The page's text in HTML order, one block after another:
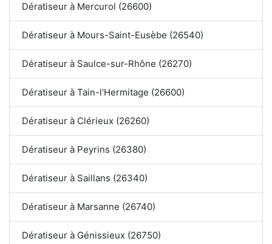
Dératiseur à Mercurol (26600)
Dératiseur à Mours-Saint-Eusèbe (26540)
Dératiseur à Saulce-sur-Rhône (26270)
Dératiseur à Tain-l'Hermitage (26600)
Dératiseur à Clérieux (26260)
Dératiseur à Peyrins (26380)
Dératiseur à Saillans (26340)
Dératiseur à Marsanne (26740)
Dératiseur à Génissieux (26750)